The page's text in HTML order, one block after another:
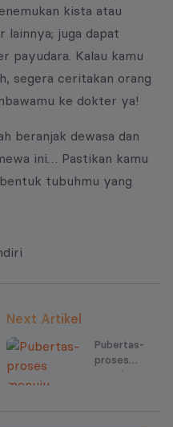
kista atau
lainnya; juga dapat
payudara. Kalau kamu
segera ceritakan orang
ke dokter ya!
beranjak dewasa dan
ini… Pastikan kamu
tubuhmu yang
Next Artikel
Pubertas-
proses
menuju